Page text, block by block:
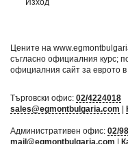
Цените на
съгласно официалния курс;
официалния сайт за еврото
Търговски офис: 02/4224018
sales@egmontbulgaria.com |
Административен офис: 02/
mail@egmontbulgaria.com |